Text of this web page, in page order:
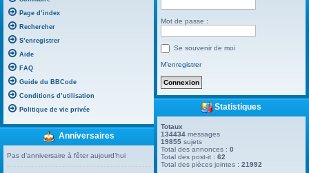
Page d’index
Rechercher
S’enregistrer
Aide
FAQ
Guide du BBCode
Conditions d’utilisation
Politique de vie privée
Anniversaires
Pas d’anniversaire à fêter aujourd’hui
Mot de passe :
Se souvenir de moi
M’enregistrer
Statistiques
Totaux
134434 messages
19855 sujets
Total des annonces :0
Total des post-it :62
Total des pièces jointes :21992